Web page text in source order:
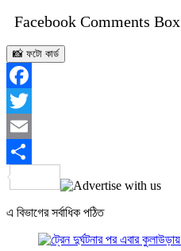
Facebook Comments Box
📸 ফটো কার্ড
Facebook
Twitter
Email
Share
এ বিভাগের সর্বাধিক পঠিত